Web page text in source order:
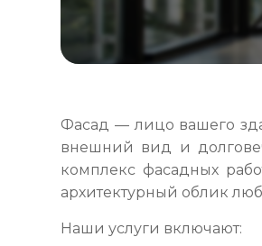
Фасад — лицо вашего
внешний вид и
комплекс фасадных
архитектурный облик
Наши услуги включают: